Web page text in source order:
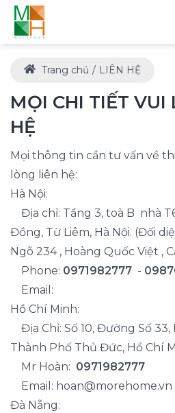
Trang chủ LIÊN HỆ
MỌI CHI TIẾT VUI
HỆ
Mọi thông tin cần tư vấn về
lòng liên hệ:
Hà Nội:
Địa chỉ: Tầng 3, toà B nhà
Đồng, Từ Liêm, Hà Nội. (Đối
Ngõ 234 , Hoàng Quốc Việt ,
Phone: 0971982777 -
Email:
Hồ Chí Minh:
Địa Chỉ: Số 10, Đường Số
Thành Phố Thủ Đức, Hồ Chí
Mr Hoàn: 0971982777
Email: hoan@morehome.vn
Đà Nẵng: